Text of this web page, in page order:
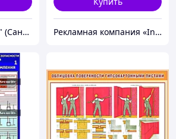
ТОО "Sanak Group" (Санак групп) Рекламная компания «InService»